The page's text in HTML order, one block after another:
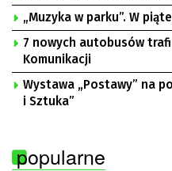
„Muzyka w parku”. W
7 nowych autobusów
Komunikacji
Wystawa „Postawy” na
i Sztuka”
popularne